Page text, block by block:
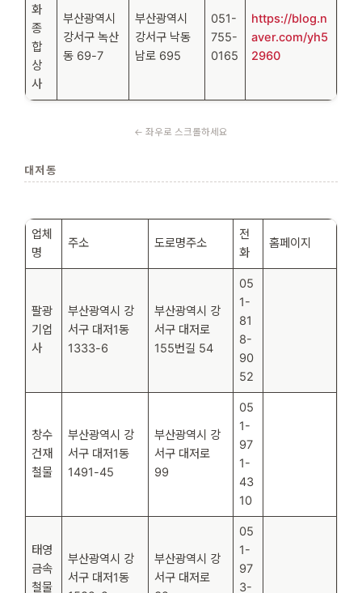
화
종
합
상
사
부산광역시
강서구 녹산
동 69-7
부산광역시
강서구 낙동
남로 695
051-
755-
0165
https://blog.n
aver.com/yh5
2960
대저동
업체
명
주소 도로명주소
전
화
홈페이지
팔광
기업
사
부산광역시 강
서구 대저1동
1333-6
부산광역시 강
서구 대저로
155번길 54
05
1-
81
8-
90
52
창수
건재
철물
부산광역시 강
서구 대저1동
1491-45
부산광역시 강
서구 대저로
99
05
1-
97
1-
43
10
태영
금속
철물
부산광역시 강
서구 대저1동
부산광역시 강
서구 대저로
05
1-
97
3-